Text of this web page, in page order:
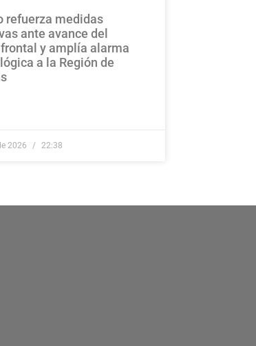
refuerza medidas
ante avance del
y amplía alarma
a la Región de
2026 22:38